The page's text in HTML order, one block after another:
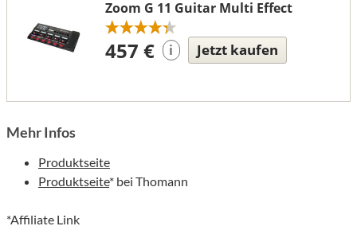
Zoom G 11 Guitar Multi Effect
457 € i Jetzt kaufen
Mehr Infos
Produktseite
Produktseite* bei Thomann
*Affiliate Link